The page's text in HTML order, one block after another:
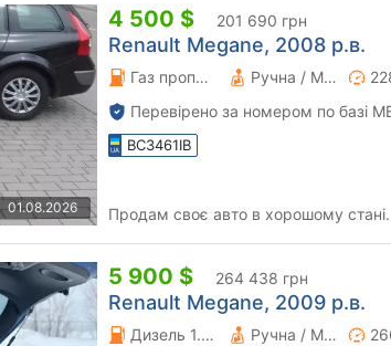
01.08.2026
4 500 $ 201 690 грн
Renault Megane, 2008 р.в.
Газ пропан-бутан \ Бензин 1.6 л. Ручна / Механіка
Перевірено за номером по базі
BC3461IB
Продам своє авто в хорошому стані.
5 900 $ 264 438 грн
Renault Megane, 2009 р.в.
Дизель 1.46 л. Ручна / Механіка